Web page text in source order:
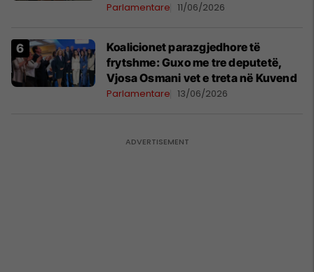
Parlamentare 11/06/2026
Koalicionet parazgjedhore të
frytshme: Guxo me tre deputetë,
Vjosa Osmani vet e treta në Kuvend
Parlamentare 13/06/2026